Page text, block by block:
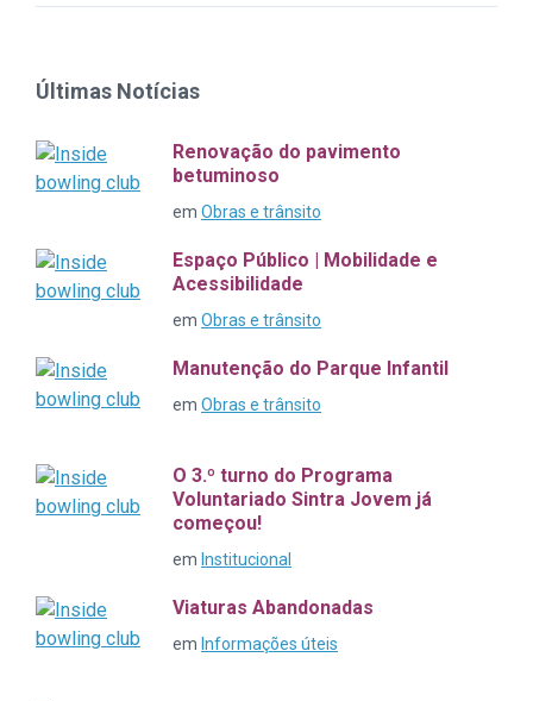
Últimas Notícias
Renovação do pavimento
betuminoso
em Obras e trânsito
Espaço Público | Mobilidade e
Acessibilidade
em Obras e trânsito
Manutenção do Parque Infantil
em Obras e trânsito
O 3.º turno do Programa
Voluntariado Sintra Jovem já
começou!
em Institucional
Viaturas Abandonadas
em Informações úteis